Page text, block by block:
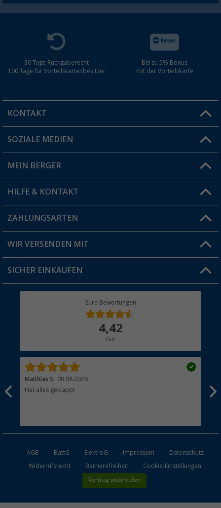
30 Tage Rückgaberecht
100 Tage für Vorteilskartenbesitzer
Bis zu 5% Bonus
mit der Vorteilskarte
KONTAKT
Du hast eine Frage?
Filiale finden
SOZIALE MEDIEN
MEIN BERGER
Vorteilskarte
Blog
Jobs & Karriere
HILFE & KONTAKT
FAQ & Kontakt
Versandinformationen
Rücksendung
ZAHLUNGSARTEN
WIR VERSENDEN MIT
SICHER EINKAUFEN
Eure Bewertungen
4,42
Gut
Matthias S. 08.08.2026
Hat alles geklappt
AGB BattG ElektroG Impressum
Datenschutz
Widerrufsrecht
Barrierefreiheit Cookie-Einstellungen
Vertrag widerrufen